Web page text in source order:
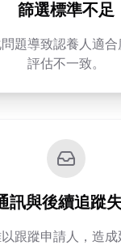
篩選標準不足
題導致認養人適
評估不一致。
訊與後續追蹤
跟蹤申請人，造